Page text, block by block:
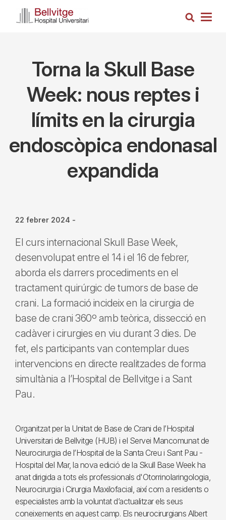
Cerca
Torna la Skull Base
Week: nous reptes i
límits en la cirurgia
endoscòpica endonasal
expandida
22 febrer 2024 -
El curs internacional Skull Base Week,
desenvolupat entre el 14 i el 16 de febrer,
aborda els darrers procediments en el
tractament quirúrgic de tumors de base de
crani. La formació incideix en la cirurgia de
base de crani 360º amb teòrica, dissecció en
cadàver i cirurgies en viu durant 3 dies. De
fet, els participants van contemplar dues
intervencions en directe realitzades de forma
simultània a l’Hospital de Bellvitge i a Sant
Pau.
Organitzat per la Unitat de Base de Crani de l’Hospital
Universitari de Bellvitge (HUB) i el Servei Mancomunat de
Neurocirurgia de l’Hospital de la Santa Creu i Sant Pau -
Hospital del Mar, la nova edició de la Skull Base Week ha
anat dirigida a tots els professionals d'Otorrinolaringologia,
Neurocirurgia i Cirurgia Maxilofacial, així com a residents o
especialistes amb la voluntat d’actualitzar els seus
coneixements en aquest camp. Els neurocirurgians Albert